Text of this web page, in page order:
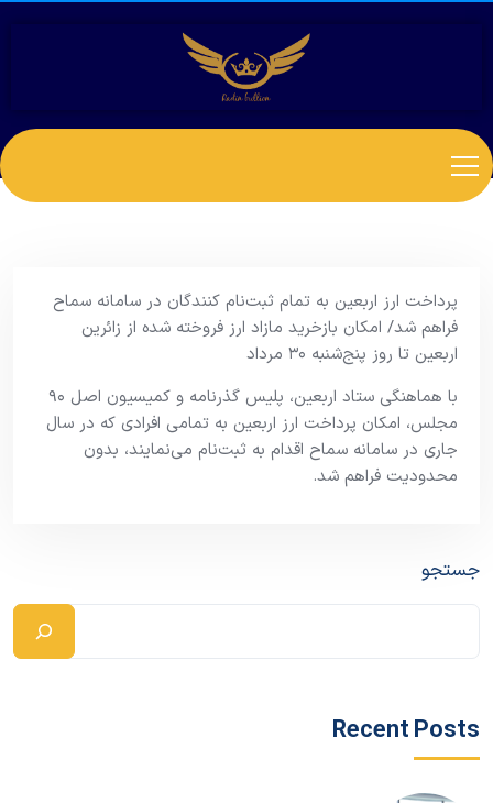
پرداخت ارز اربعین به تمام ثبت‌نام کنندگان در سامانه سماح
فراهم شد/ امکان بازخرید مازاد ارز فروخته شده از زائرین
اربعین تا روز پنج‌شنبه ۳۰ مرداد
با هماهنگی ستاد اربعین، پلیس گذرنامه و کمیسیون اصل ۹۰
مجلس، امکان پرداخت ارز اربعین به تمامی افرادی که در سال
جاری در سامانه سماح اقدام به ثبت‌نام می‌نمایند، بدون
محدودیت فراهم شد.
جستجو
Recent Posts